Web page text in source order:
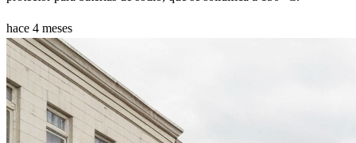
hace 4 meses